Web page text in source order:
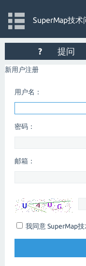
SuperMap技术
? 提问
新用户注册
用户名：
密码：
邮箱：
我同意 SuperMap